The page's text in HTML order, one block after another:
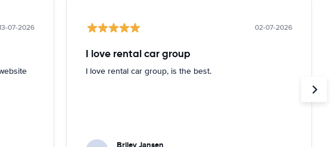
07-2026 02-07-2026
I love rental car group
I love rental car group, is the best.